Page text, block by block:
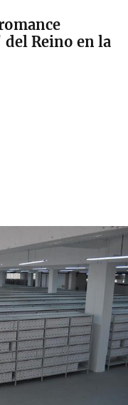
Reino en la